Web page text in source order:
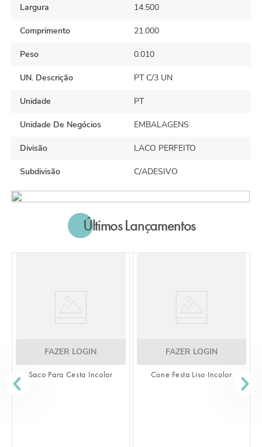
Largura 14.500
Comprimento 21.000
Peso 0.010
UN. Descrição PT C/3 UN
Unidade PT
Unidade De Negócios EMBALAGENS
Divisão LACO PERFEITO
Subdivisão C/ADESIVO
Últimos Lançamentos
FAZER LOGIN
Saco Para Cesta Incolor
FAZER LOGIN
Cone Festa Liso Incolor